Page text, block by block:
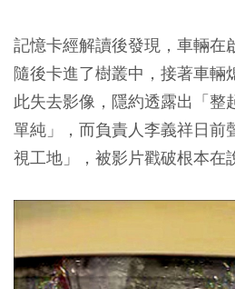
記憶卡經解讀後發現，車輛在
隨後卡進了樹叢中，接著車輛
此失去影像，隱約透露出「整
單純」，而負責人李義祥日前
視工地」，被影片戳破根本在